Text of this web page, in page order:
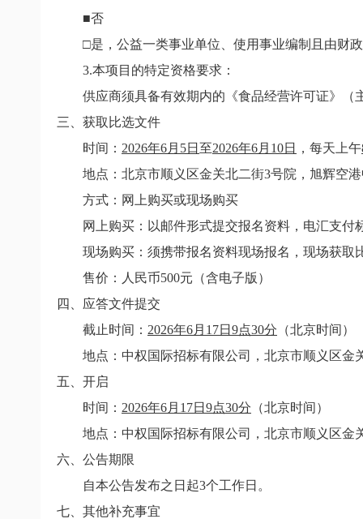
■否
□是，公益一类事业单位、使用事业编制且由财
3.本项目的特定资格要求：
供应商须具备有效期内的《食品经营许可证》
三、获取比选文件
时间： 2026年6月 5日 至2026年6月 10日 ，每天上午
地点： 北京市顺义区金关北二街3号院，旭辉空
方式：网上购买或现场购买
网上购买：以邮件形式提交报名资料，电汇支
现场购买：须携带报名资料现场报名，现场获取
售价：人民币500元（含电子版）
四、应答文件提交
截止时间： 2026年6月 17日 9点30分 （北京时间）
地点：中权国际招标有限公司，北京市顺义区金
五、开启
时间： 2026年6月 17日 9点30分 （北京时间）
地点：中权国际招标有限公司，北京市顺义区金
六、公告期限
自本公告发布之日起3个工作日。
七、其他补充事宜